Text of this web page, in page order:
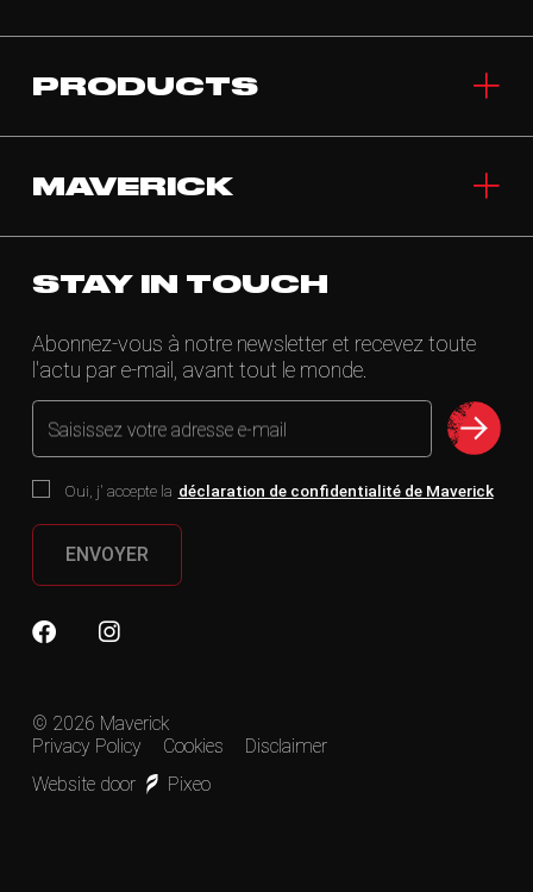
PRODUCTS
MAVERICK
STAY IN TOUCH
Abonnez-vous à notre newsletter et recevez toute
l'actu par e-mail, avant tout le monde.
Saisissez votre adresse e-mail
Oui, j' accepte la déclaration de confidentialité de Maverick
ENVOYER
© 2026 Maverick
Privacy Policy
Cookies
Disclaimer
Website door
Pixeo